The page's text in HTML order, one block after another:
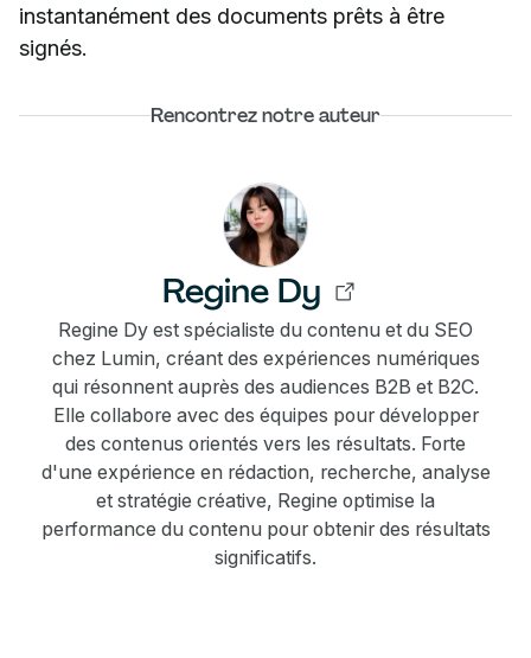
instantanément des documents prêts à être
signés.
Rencontrez notre auteur
Regine Dy
Regine Dy est spécialiste du contenu et du SEO
chez Lumin, créant des expériences numériques
qui résonnent auprès des audiences B2B et B2C.
Elle collabore avec des équipes pour développer
des contenus orientés vers les résultats. Forte
d'une expérience en rédaction, recherche, analyse
et stratégie créative, Regine optimise la
performance du contenu pour obtenir des résultats
significatifs.